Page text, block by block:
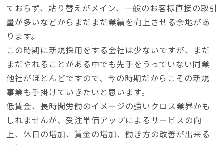
ておらず、貼り替えがメイン、一般のお客様直接の取引
量が多いなどからまだまだ業績を向上させる余地があ
ります。
この時期に新規採用をする会社は少ないですが、まだ
まだやれることがある中でも先手をうっていない同業
他社がほとんどですので、今の時期だからこその新規
事業も手掛けていきたいと思います。
低賃金、長時間労働のイメージの強いクロス業界かも
しれませんが、受注単価アップによるサービスの向
上、休日の増加、賃金の増加、働き方の改善が出来る